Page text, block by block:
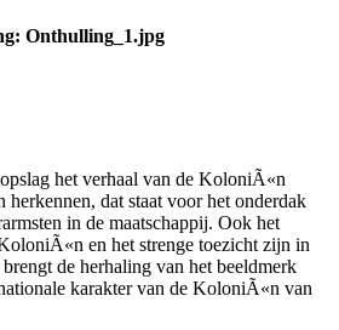
Onthulling_1.jpg
het verhaal van de KoloniÃ«n
herkennen, dat staat voor het onderdak
in de maatschappij. Ook het
en het strenge toezicht zijn in
de herhaling van het beeldmerk
karakter van de KoloniÃ«n van